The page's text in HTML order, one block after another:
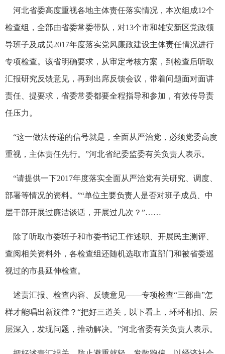
河北省委高度重视各地主体责任落实情况，本次组成12个
检查组，全部由省委常委带队，对13个市和雄安新区党政领
导班子及成员2017年度落实党风廉政建设主体责任情况进行
专项检查。该省明确要求，从审定考核方案，到检查后听取
汇报研究反馈意见，再到出席反馈会议，带着问题面对面讲
责任、提要求，省委常委都要全程指导和参加，有效传导责
任压力。
“这一做法传递的信号就是，全面从严治党，必须党委高度
重视，主体责任先行。”河北省纪委监委有关负责人表示。
“请提供一下2017年度落实全面从严治党有关研究、调度、
部署等情况的资料。”“单位主要负责人是否对班子成员、中
层干部开展过廉洁谈话，开展过几次？”……
除了听取市委班子和市委书记工作述职、开展民主测评、
查阅相关资料外，各检查组还随机选取市直部门和被省委巡
视过的市县延伸检查。
述责汇报、检查内容、反馈意见——专项检查“三部曲”怎
样才能唱出新旋律？“把好三道关，以下看上，环环相扣、层
层深入，发现问题，推动解决。”河北省委有关负责人表示。